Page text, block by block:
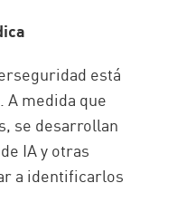
está
A medida que
se desarrollan
IA y otras
a identificarlos